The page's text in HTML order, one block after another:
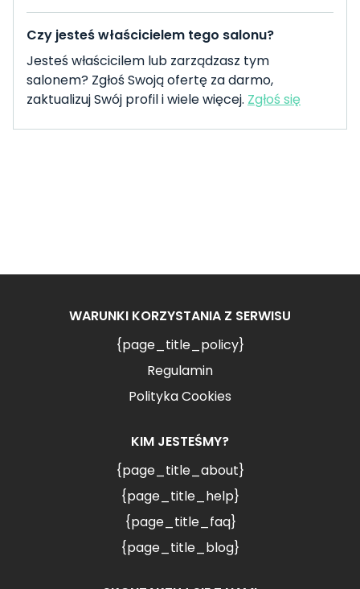
Czy jesteś właścicielem tego salonu?
Jesteś właścicilem lub zarządzasz tym
salonem? Zgłoś Swoją ofertę za darmo,
zaktualizuj Swój profil i wiele więcej. Zgłoś się
WARUNKI KORZYSTANIA Z SERWISU
{page_title_policy}
Regulamin
Polityka Cookies
KIM JESTEŚMY?
{page_title_about}
{page_title_help}
{page_title_faq}
{page_title_blog}